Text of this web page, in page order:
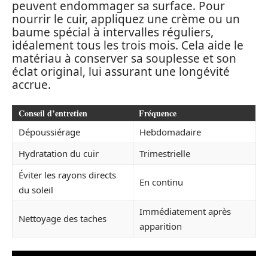
peuvent endommager sa surface. Pour
nourrir le cuir, appliquez une crème ou un
baume spécial à intervalles réguliers,
idéalement tous les trois mois. Cela aide le
matériau à conserver sa souplesse et son
éclat original, lui assurant une longévité
accrue.
Conseil d’entretien Fréquence
Dépoussiérage
Hebdomadaire
Hydratation du cuir
Trimestrielle
Éviter les rayons directs
du soleil
En continu
Nettoyage des taches
Immédiatement après
apparition